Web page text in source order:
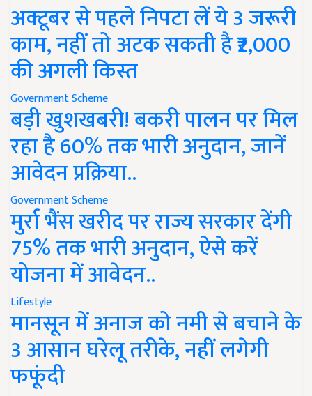
अक्टूबर से पहले निपटा लें ये 3 जरूरी
काम, नहीं तो अटक सकती है ₹2,000
की अगली किस्त
Government Scheme
बड़ी खुशखबरी! बकरी पालन पर मिल
रहा है 60% तक भारी अनुदान, जानें
आवेदन प्रक्रिया..
Government Scheme
मुर्रा भैंस खरीद पर राज्य सरकार देंगी
75% तक भारी अनुदान, ऐसे करें
योजना में आवेदन..
Lifestyle
मानसून में अनाज को नमी से बचाने के
3 आसान घरेलू तरीके, नहीं लगेगी
फफूंदी